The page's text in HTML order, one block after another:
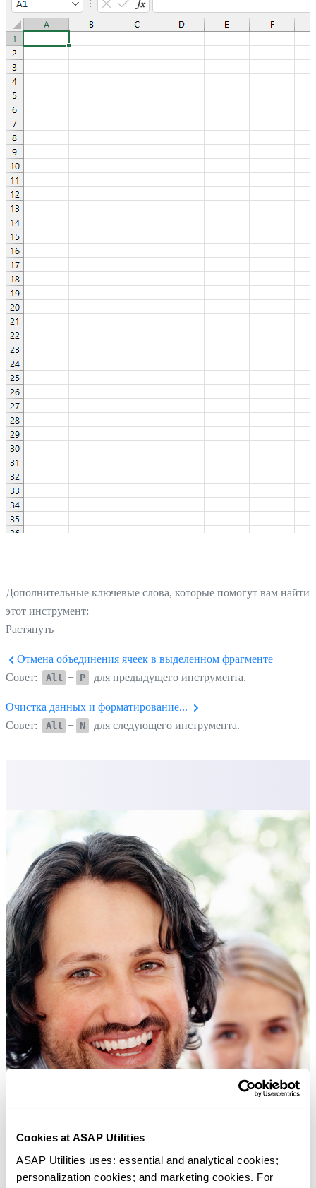
Cookies at ASAP Utilities
ASAP Utilities uses: essential and analytical cookies;
personalization cookies; and marketing cookies. For
Дополнительные ключевые слова, которые помогут вам найти
этот инструмент:
Растянуть
Отмена объединения ячеек в выделенном фрагменте
Совет:
Alt + P для предыдущего инструмента.
Очистка данных и форматирование...
Совет:
Alt + N для следующего инструмента.